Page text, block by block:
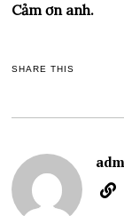
Cảm ơn anh.
SHARE THIS